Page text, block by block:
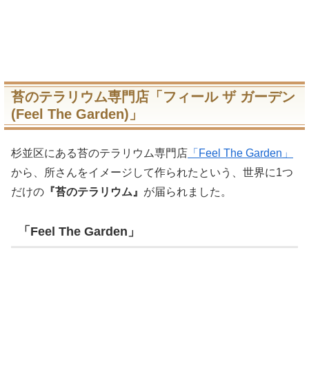
苔のテラリウム専門店「フィール ザ ガーデン
(Feel The Garden)」
杉並区にある苔のテラリウム専門店 「Feel The Garden」
から、所さんをイメージして作られたという、世界に1つ
だけの 『苔のテラリウム』 が届られました。
「Feel The Garden」